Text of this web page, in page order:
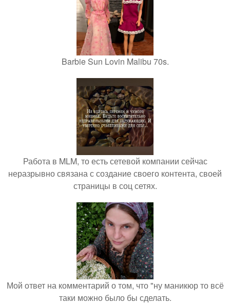
Barbie Sun Lovin Malibu 70s.
Работа в MLM, то есть сетевой компании сейчас
неразрывно связана с создание своего контента, своей
страницы в соц сетях.
Мой ответ на комментарий о том, что "ну маникюр то всё
таки можно было бы сделать.